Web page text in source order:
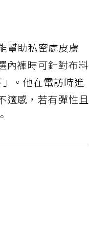
幫助私密處皮膚
內褲時可針對布料
。他在電訪時進
適感，若有彈性且